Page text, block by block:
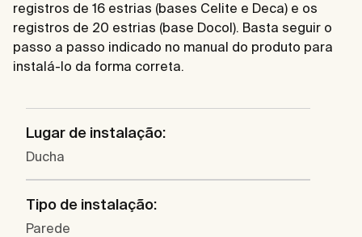
registros de 16 estrias (bases Celite e Deca) e os
registros de 20 estrias (base Docol). Basta seguir o
passo a passo indicado no manual do produto para
instalá-lo da forma correta.
Lugar de instalação:
Ducha
Tipo de instalação:
Parede